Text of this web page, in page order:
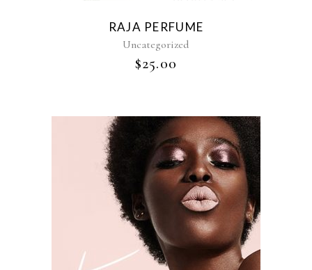
RAJA PERFUME
Uncategorized
$25.00